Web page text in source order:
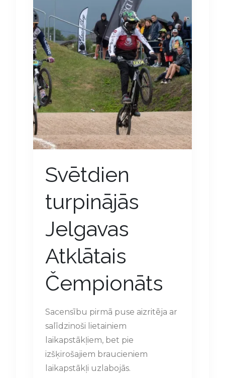
Svētdien
turpinājās
Jelgavas
Atklātais
Čempionāts
Sacensību pirmā puse aizritēja ar
salīdzinoši lietainiem
laikapstākļiem, bet pie
izšķirošajiem braucieniem
laikapstākļi uzlabojās.